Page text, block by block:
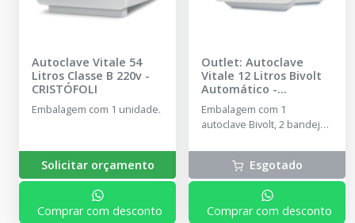
Autoclave Vitale 54
Litros Classe B 220v -
CRISTÓFOLI
Embalagem com 1 unidade.
Solicitar orçamento
Comprar com desconto
Outlet: Autoclave
Vitale 12 Litros Bivolt
Automático -
CRISTÓFOLI
Embalagem com 1
autoclave Bivolt, 2 bandejas
suporte para bandeja, 1
copo graduado, 1
braçadeira, 1,5m de
mangueira e manual de
instruções.
Esgotado
Comprar com desconto